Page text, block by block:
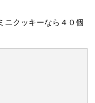
ニクッキーなら４０個